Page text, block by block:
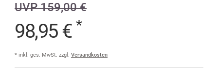
UVP 159,00 €
98,95 € *
* inkl. ges. MwSt. zzgl. Versandkosten